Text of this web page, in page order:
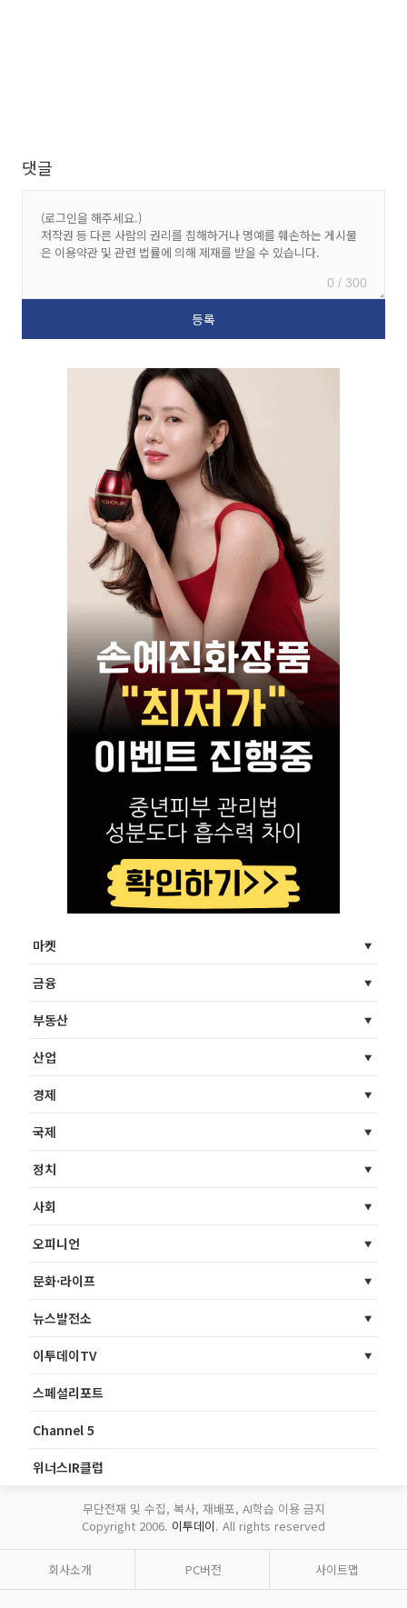
댓글
0 / 300
마켓
금융
부동산
산업
경제
국제
정치
사회
오피니언
문화·라이프
뉴스발전소
이투데이TV
스페셜리포트
Channel 5
위너스IR클럽
무단전재 및 수집, 복사, 재배포, AI학습 이용 금지
Copyright 2006. 이투데이. All rights reserved
회사소개 PC버전 사이트맵